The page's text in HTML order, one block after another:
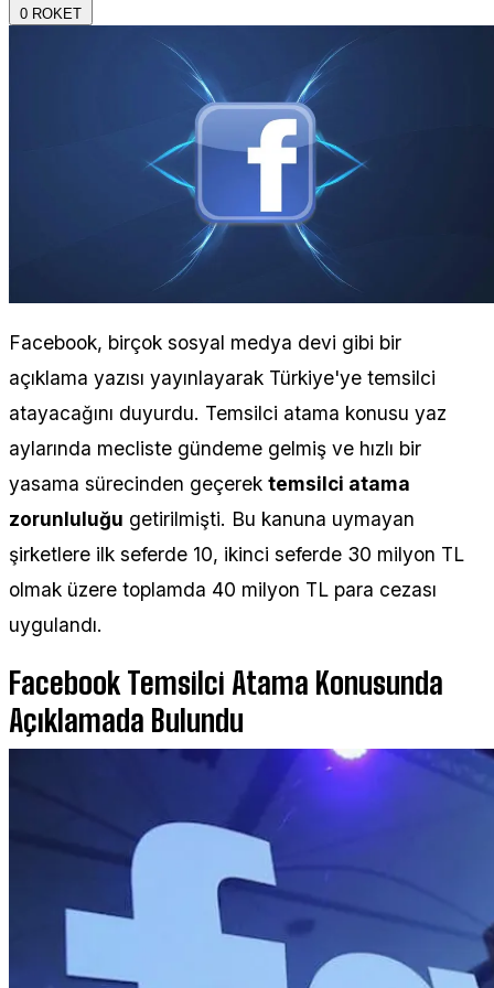
0 ROKET
Facebook, birçok sosyal medya devi gibi bir
açıklama yazısı yayınlayarak Türkiye'ye temsilci
atayacağını duyurdu. Temsilci atama konusu yaz
aylarında mecliste gündeme gelmiş ve hızlı bir
yasama sürecinden geçerek temsilci atama
zorunluluğu getirilmişti. Bu kanuna uymayan
şirketlere ilk seferde 10, ikinci seferde 30 milyon TL
olmak üzere toplamda 40 milyon TL para cezası
uygulandı.
Facebook Temsilci Atama Konusunda
Açıklamada Bulundu